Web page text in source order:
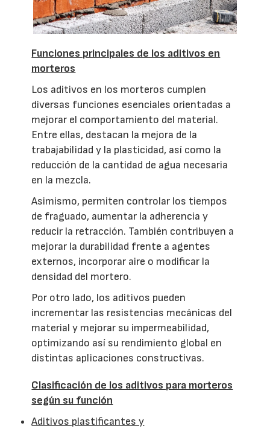
Funciones principales de los aditivos en
morteros
Los aditivos en los morteros cumplen
diversas funciones esenciales orientadas a
mejorar el comportamiento del material.
Entre ellas, destacan la mejora de la
trabajabilidad y la plasticidad, así como la
reducción de la cantidad de agua necesaria
en la mezcla.
Asimismo, permiten controlar los tiempos
de fraguado, aumentar la adherencia y
reducir la retracción. También contribuyen a
mejorar la durabilidad frente a agentes
externos, incorporar aire o modificar la
densidad del mortero.
Por otro lado, los aditivos pueden
incrementar las resistencias mecánicas del
material y mejorar su impermeabilidad,
optimizando así su rendimiento global en
distintas aplicaciones constructivas.
Clasificación de los aditivos para morteros
según su función
Aditivos plastificantes y